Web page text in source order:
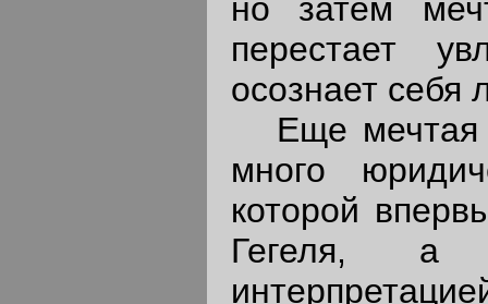
но затем
перестает
осознает себя
Еще мечтая
много
которой
Гегеля, а